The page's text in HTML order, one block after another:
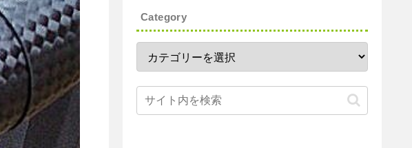
Category